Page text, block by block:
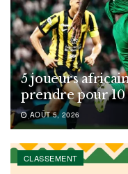
5 joueurs
prendre pour
AOÛT 5, 2026
CLASSEMENT